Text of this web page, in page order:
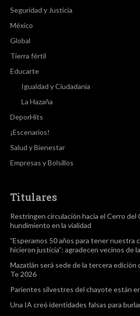
Seguridad y Justicia
México
Global
Tierra fértil
Educarte
Igualdad y Ciudadanía
La Hazaña
DeporHits
¡Escenarios!
Salud y Bienestar
Empresas y Bolsillos
Titulares
Restringen circulación hacia el Cerro
hundimiento en la vialidad
”Esperamos 50 años para tener nuestra
hicieron justicia”: agradecen vecinos de
Mazatlán será sede de la tercera edición
Te 2026
Parientes silvestres del chayote están
Una IA creó identidades falsas para